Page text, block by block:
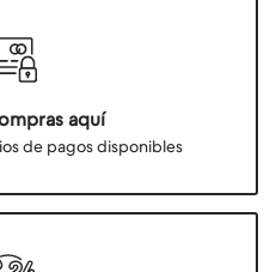
aquí
de pagos disponibles